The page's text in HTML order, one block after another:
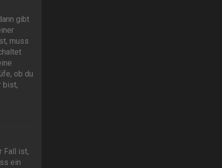
gibt
muss
ob du
bist,
Fall ist,
ein